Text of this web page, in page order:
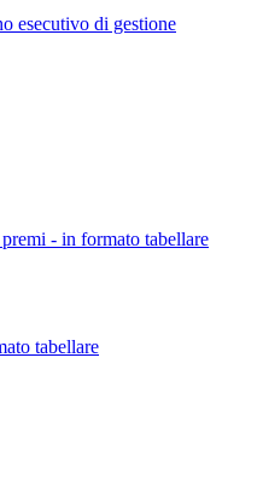
esecutivo di gestione
- in formato tabellare
tabellare